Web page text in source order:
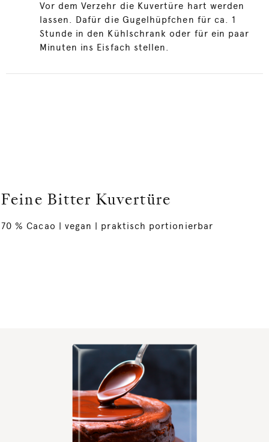
Vor dem Verzehr die Kuvertüre hart werden
lassen. Dafür die Gugelhüpfchen für ca. 1
Stunde in den Kühlschrank oder für ein paar
Minuten ins Eisfach stellen.
Feine Bitter Kuvertüre
70 % Cacao | vegan | praktisch portionierbar